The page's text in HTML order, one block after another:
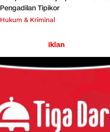
Pengadilan Tipikor
Hukum & Kriminal
Iklan